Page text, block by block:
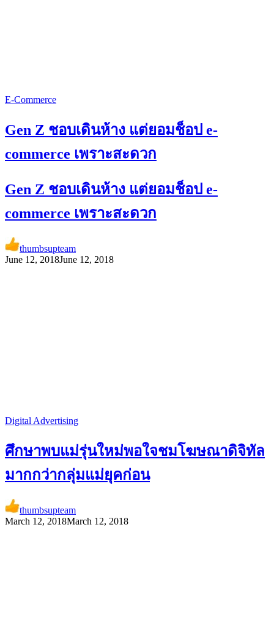
E-Commerce
Gen Z ชอบเดินห้าง แต่ยอมช็อป e-
commerce เพราะสะดวก
Gen Z ชอบเดินห้าง แต่ยอมช็อป e-
commerce เพราะสะดวก
thumbsupteam
June 12, 2018June 12, 2018
Digital Advertising
ศึกษาพบแม่รุ่นใหม่พอใจชมโฆษณาดิจิทัล
มากกว่ากลุ่มแม่ยุคก่อน
thumbsupteam
March 12, 2018March 12, 2018